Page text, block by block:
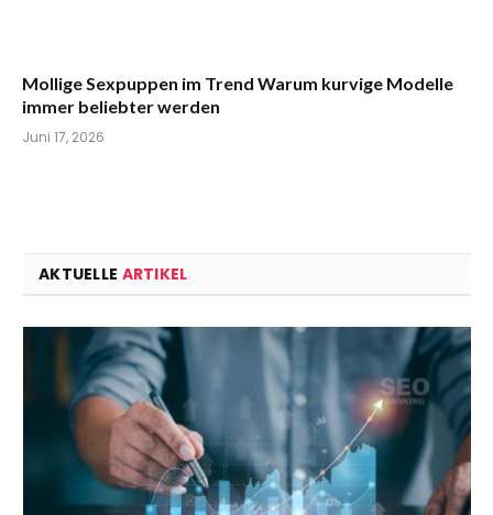
Mollige Sexpuppen im Trend Warum kurvige Modelle
immer beliebter werden
Juni 17, 2026
AKTUELLE ARTIKEL